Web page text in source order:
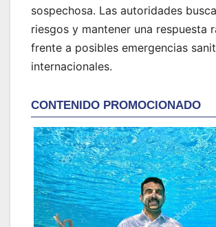
sospechosa. Las autoridades
riesgos y mantener una respuesta
frente a posibles emergencias
internacionales.